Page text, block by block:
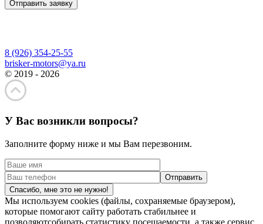
Отправить заявку
8 (926) 354-25-55
brisker-motors@ya.ru
© 2019 - 2026
У Вас возникли вопросы?
Заполните форму ниже и мы Вам перезвоним.
Спасибо, мне это не нужно!
Мы используем cookies (файлы, сохраняемые браузером),
которые помогают сайту работать стабильнее и
позволяютсобирать статистику посещаемости, а также сервис